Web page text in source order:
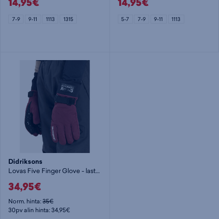
7-9 9-11 1113 1315 5-7 7-9 9-11 1113
Didriksons
Lovas Five Finger Glove - lasten toppasormikas
34,95€
Norm. hinta:35€
30pv alin hinta: 34,95€